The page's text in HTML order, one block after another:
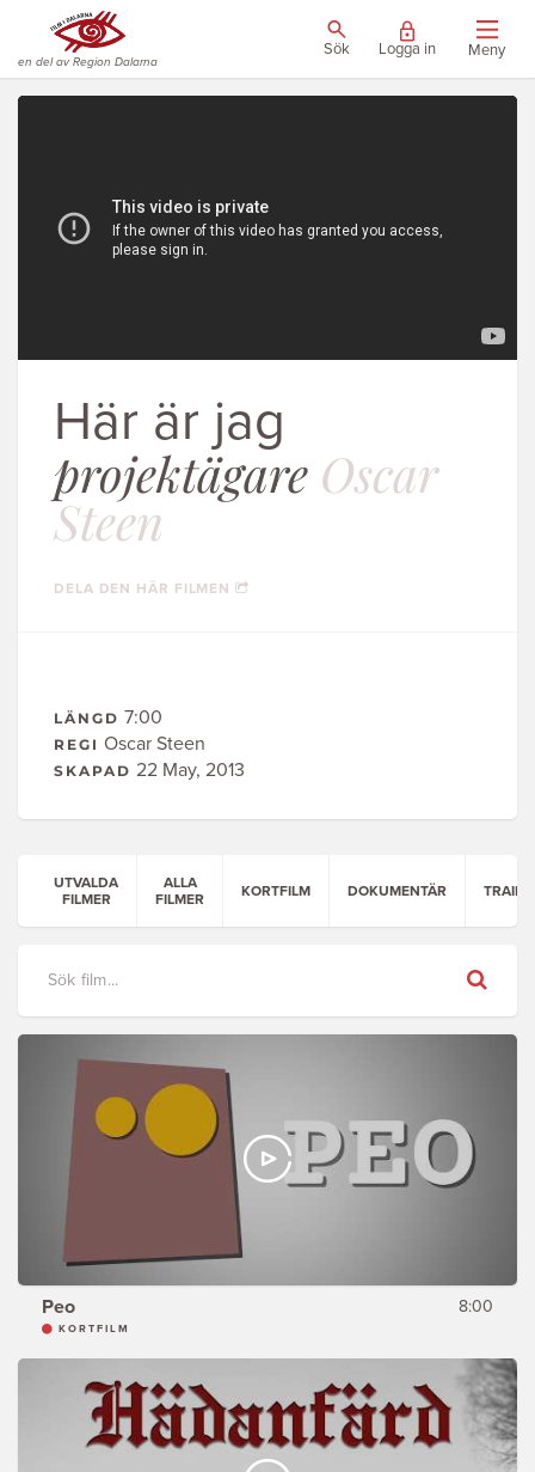
en del av Region Dalarna
Sök Logga in Meny
Här är jag
projektägare Oscar
Steen
DELA DEN HÄR FILMEN
LÄNGD 7:00
REGI Oscar Steen
SKAPAD 22 May, 2013
UTVALDA
FILMER
ALLA
FILMER
KORTFILM DOKUMENTÄR
Sök
Peo 8:00
KORTFILM